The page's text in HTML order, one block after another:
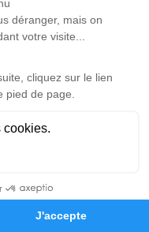
Hommages
est